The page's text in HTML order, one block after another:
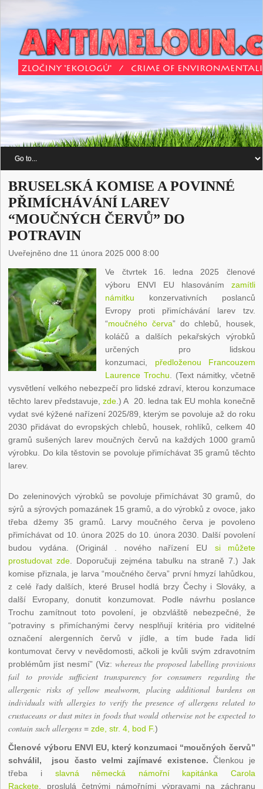
BRUSELSKÁ KOMISE A POVINNÉ
PŘIMÍCHÁVÁNÍ LAREV
“MOUČNÝCH ČERVŮ” DO
POTRAVIN
Uveřejněno dne 11 února 2025 000 8:00
Ve čtvrtek 16. ledna 2025 členové
výboru ENVI EU hlasováním zamítli
námitku konzervativních poslanců
Evropy proti přimíchávání larev tzv.
“moučného červa” do chlebů, housek,
koláčů a dalších pekařských výrobků
určených pro lidskou
konzumaci, předloženou Francouzem
Laurence Trochu. (Text námitky, včetně
vysvětlení velkého nebezpečí pro lidské zdraví, kterou konzumace
těchto larev představuje,zde.) A 20. ledna tak EU mohla konečně
vydat své kýžené nařízení 2025/89, kterým se povoluje až do roku
2030 přidávat do evropských chlebů, housek, rohlíků, celkem 40
gramů sušených larev moučných červů na každých 1000 gramů
výrobku. Do kila těstovin se povoluje přimíchávat 35 gramů těchto
larev.
Do zeleninových výrobků se povoluje přimíchávat 30 gramů, do
sýrů a sýrových pomazánek 15 gramů, a do výrobků z ovoce, jako
třeba džemy 35 gramů. Larvy moučného červa je povoleno
přimíchávat od 10. února 2025 do 10. února 2030. Další povolení
budou vydána. (Originál . nového nařízení EU si můžete
prostudovat zde. Doporučuji zejména tabulku na straně 7.) Jak
komise přiznala, je larva “moučného červa” první hmyzí lahůdkou,
z celé řady dalších, které Brusel hodlá brzy Čechy i Slováky, a
další Evropany, donutit konzumovat. Podle návrhu poslance
Trochu zamítnout toto povolení, je obzvláště nebezpečné, že
“potraviny s přimíchanými červy nesplňují kritéria pro viditelné
označení alergenních červů v jídle, a tím bude řada lidí
kontumovat červy v nevědomosti, ačkoli je kvůli svým zdravotním
problémům jíst nesmí” (Viz: whereas the proposed labelling provisions
fail to provide sufficient transparency for consumers regarding the
allergenic risks of yellow mealworm, placing additional burdens on
individuals with allergies to verify the presence of allergens related to
crustaceans or dust mites in foods that would otherwise not be expected to
contain such allergens =zde, str. 4, bod F.)
Členové výboru ENVI EU, který konzumaci “moučných červů”
schválil, jsou často velmi zajímavé existence. Členkou je
třeba i slavná německá námořní kapitánka Carola
Rackete, proslulá četnými námořními výpravami na záchranu